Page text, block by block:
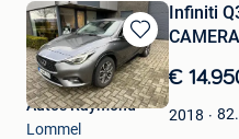
Bewaren
in
Mijn
Favorieten
Infiniti
€
2018
Auto's Raymond
Lommel